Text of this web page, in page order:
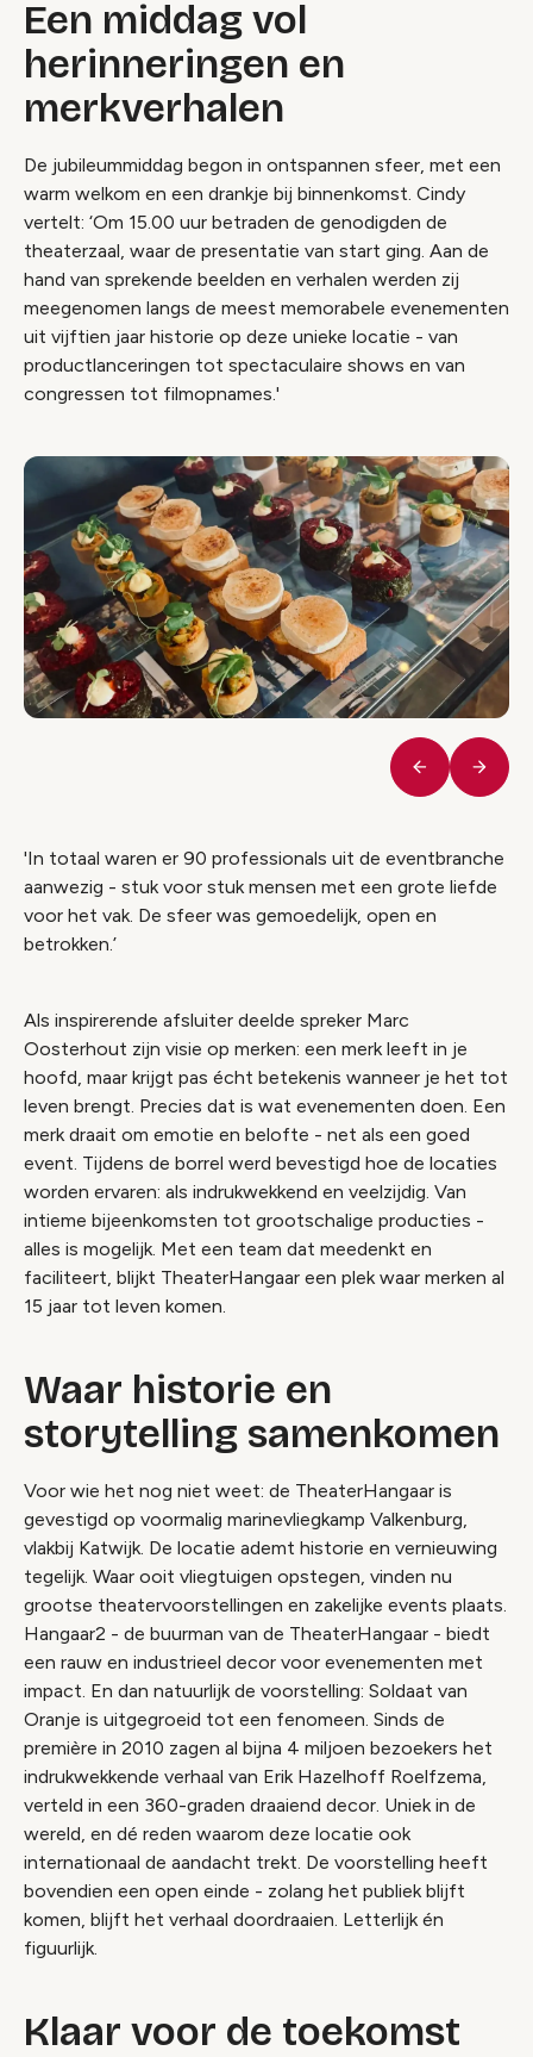
Een middag vol
herinneringen en
merkverhalen
De jubileummiddag begon in ontspannen sfeer, met een
warm welkom en een drankje bij binnenkomst. Cindy
vertelt: ‘Om 15.00 uur betraden de genodigden de
theaterzaal, waar de presentatie van start ging. Aan de
hand van sprekende beelden en verhalen werden zij
meegenomen langs de meest memorabele evenementen
uit vijftien jaar historie op deze unieke locatie - van
productlanceringen tot spectaculaire shows en van
congressen tot filmopnames.'
Vorige
'In totaal waren er 90 professionals uit de eventbranche
aanwezig - stuk voor stuk mensen met een grote liefde
voor het vak. De sfeer was gemoedelijk, open en
betrokken.’
Als inspirerende afsluiter deelde spreker Marc
Oosterhout zijn visie op merken: een merk leeft in je
hoofd, maar krijgt pas écht betekenis wanneer je het tot
leven brengt. Precies dat is wat evenementen doen. Een
merk draait om emotie en belofte - net als een goed
event. Tijdens de borrel werd bevestigd hoe de locaties
worden ervaren: als indrukwekkend en veelzijdig. Van
intieme bijeenkomsten tot grootschalige producties -
alles is mogelijk. Met een team dat meedenkt en
faciliteert, blijkt TheaterHangaar een plek waar merken al
15 jaar tot leven komen.
Waar historie en
storytelling samenkomen
Voor wie het nog niet weet: de TheaterHangaar is
gevestigd op voormalig marinevliegkamp Valkenburg,
vlakbij Katwijk. De locatie ademt historie en vernieuwing
tegelijk. Waar ooit vliegtuigen opstegen, vinden nu
grootse theatervoorstellingen en zakelijke events plaats.
Hangaar2 - de buurman van de TheaterHangaar - biedt
een rauw en industrieel decor voor evenementen met
impact. En dan natuurlijk de voorstelling: Soldaat van
Oranje is uitgegroeid tot een fenomeen. Sinds de
première in 2010 zagen al bijna 4 miljoen bezoekers het
indrukwekkende verhaal van Erik Hazelhoff Roelfzema,
verteld in een 360-graden draaiend decor. Uniek in de
wereld, en dé reden waarom deze locatie ook
internationaal de aandacht trekt. De voorstelling heeft
bovendien een open einde - zolang het publiek blijft
komen, blijft het verhaal doordraaien. Letterlijk én
figuurlijk.
Klaar voor de toekomst